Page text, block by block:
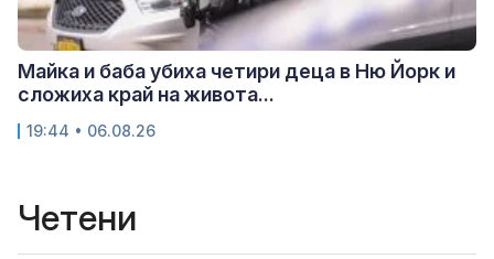
Майка и баба убиха четири деца в Ню Йорк и
сложиха край на живота...
19:44 • 06.08.26
Четени